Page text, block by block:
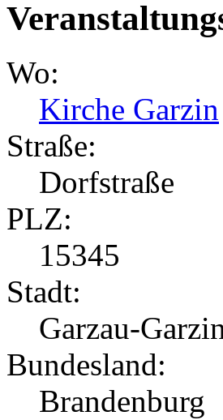
Wo:
Kirche Garzin
Straße:
Dorfstraße
PLZ:
15345
Stadt:
Garzau-
Bundesland:
Brandenburg